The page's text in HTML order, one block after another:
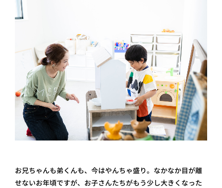
お兄ちゃんも弟くんも、今はやんちゃ盛り。なかなか目が離
せないお年頃ですが、お子さんたちがもう少し大きくなった